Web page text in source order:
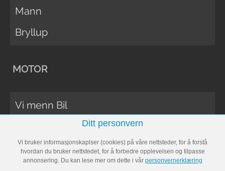
Mann
Bryllup
MOTOR
Vi menn Bil
Vi Menn Båt
Ditt personvern
Vi bruker informasjonskaplser (cookies) på våre nettsteder, for å forstå
hvordan du bruker nettstedet, for å forbedre opplevelsen og tilpasse
annonsering. Du kan lese mer om dette i vår personvernerklæring